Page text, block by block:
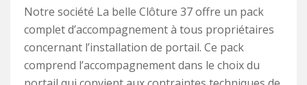
Notre société La belle Clôture 37 offre un pack
complet d’accompagnement à tous propriétaires
concernant l’installation de portail. Ce pack
comprend l’accompagnement dans le choix du